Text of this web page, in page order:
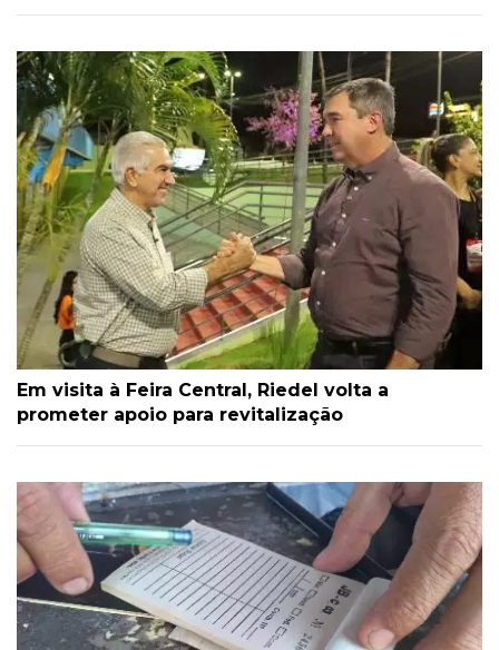
Em visita à Feira Central, Riedel volta a
prometer apoio para revitalização